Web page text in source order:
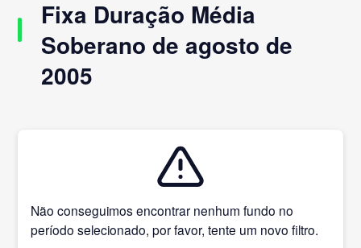
Fixa Duração Média
Soberano de agosto de
2005
Não conseguimos encontrar nenhum fundo no
período selecionado, por favor, tente um novo filtro.